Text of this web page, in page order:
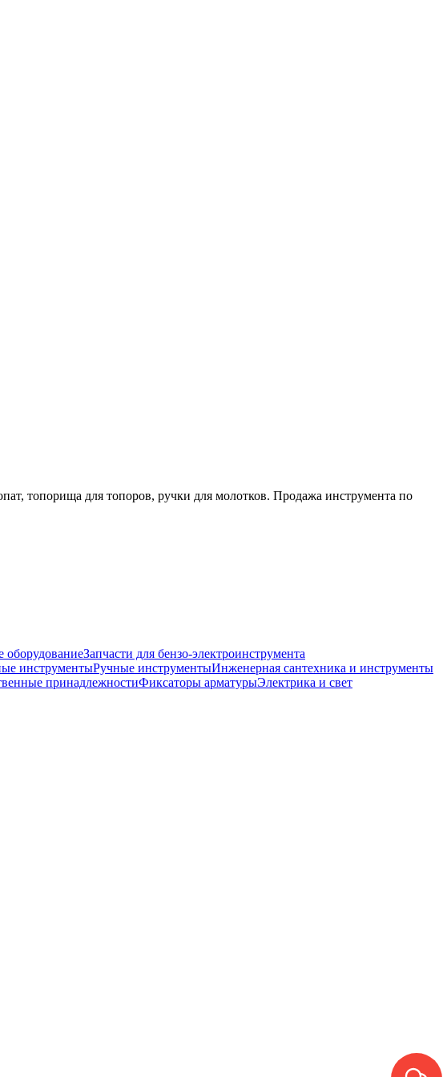
топорища для топоров, ручки для молотков. Продажа инструмента по
оборудованиеЗапчасти для бензо-электроинструмента
инструментыРучные инструментыИнженерная сантехника и инструменты
принадлежностиФиксаторы арматурыЭлектрика и свет